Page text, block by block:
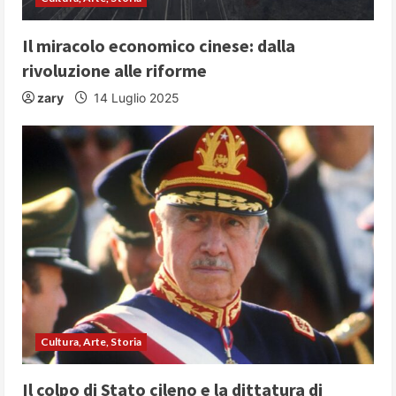
Il miracolo economico cinese: dalla
rivoluzione alle riforme
zary 14 Luglio 2025
Cultura, Arte, Storia
Il colpo di Stato cileno e la dittatura di